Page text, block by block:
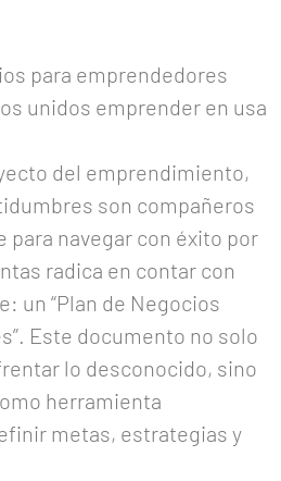
del emprendimiento,
son compañeros
para navegar con éxito por
radica en contar con
un “Plan de Negocios
Este documento no solo
lo desconocido, sino
herramienta
metas, estrategias y